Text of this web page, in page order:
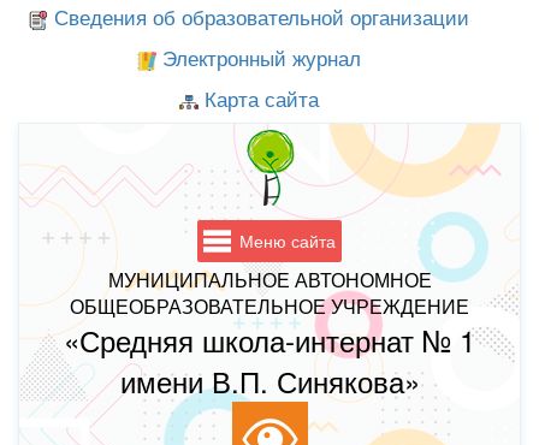
Сведения об образовательной организации
Электронный журнал
Карта сайта
Меню сайта
МУНИЦИПАЛЬНОЕ АВТОНОМНОЕ
ОБЩЕОБРАЗОВАТЕЛЬНОЕ УЧРЕЖДЕНИЕ
«Средняя школа-интернат № 1
имени В.П. Синякова»